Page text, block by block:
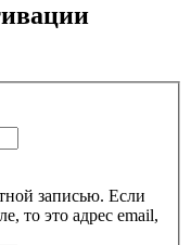
записью. Если
то это адрес email,